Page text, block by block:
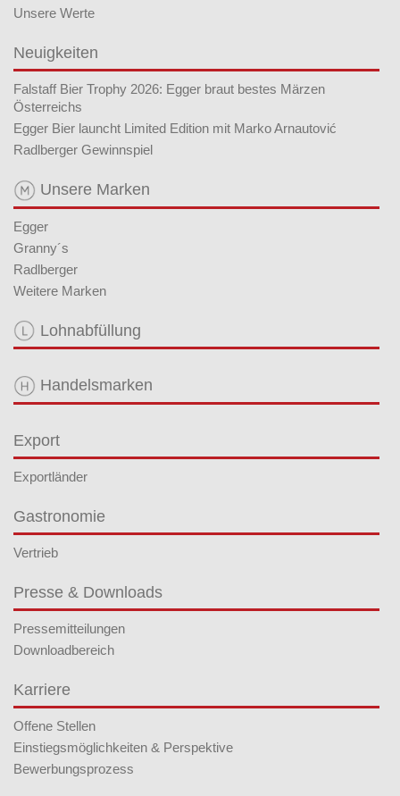
Unsere Werte
Neuigkeiten
Falstaff Bier Trophy 2026: Egger braut bestes Märzen
Österreichs
Egger Bier launcht Limited Edition mit Marko Arnautović
Radlberger Gewinnspiel
Unsere Marken
Egger
Granny´s
Radlberger
Weitere Marken
Lohnabfüllung
Handelsmarken
Export
Exportländer
Gastronomie
Vertrieb
Presse & Downloads
Pressemitteilungen
Downloadbereich
Karriere
Offene Stellen
Einstiegsmöglichkeiten & Perspektive
Bewerbungsprozess